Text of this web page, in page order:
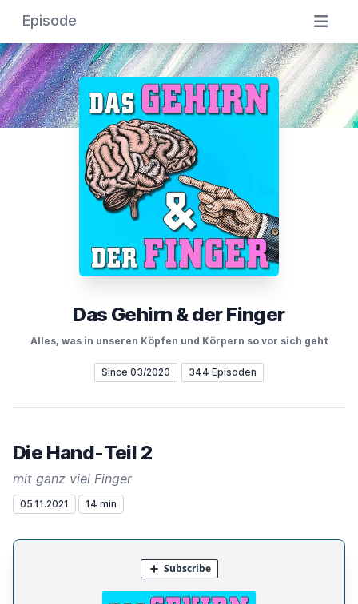
Episode
Das Gehirn & der Finger
Alles, was in unseren Köpfen und Körpern so vor sich geht
Since 03/2020 344 Episoden
Die Hand-Teil 2
mit ganz viel Finger
05.11.2021 14 min